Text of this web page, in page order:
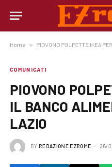
Home » PIOVONO POLPETTE IKEA
COMUNICATI
PIOVONO
IL BANCO
LAZIO
BY REDAZIONE EZROME 26/